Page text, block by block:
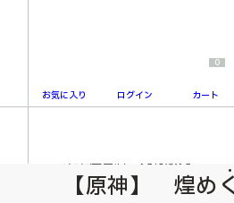
お気に入り ログイン
0
カート
付き）
【原神】 煌め